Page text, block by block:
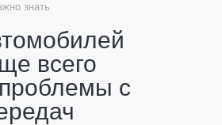
знать
всего
с